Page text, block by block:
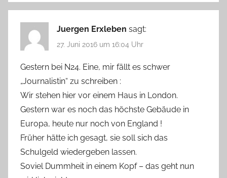
Juergen Erxleben sagt:
27. Juni 2016 um 16:04 Uhr
Gestern bei N24. Eine, mir fällt es schwer
„Journalistin“ zu schreiben :
Wir stehen hier vor einem Haus in London.
Gestern war es noch das höchste Gebäude in
Europa, heute nur noch von England !
Früher hätte ich gesagt, sie soll sich das
Schulgeld wiedergeben lassen.
Soviel Dummheit in einem Kopf – das geht nun